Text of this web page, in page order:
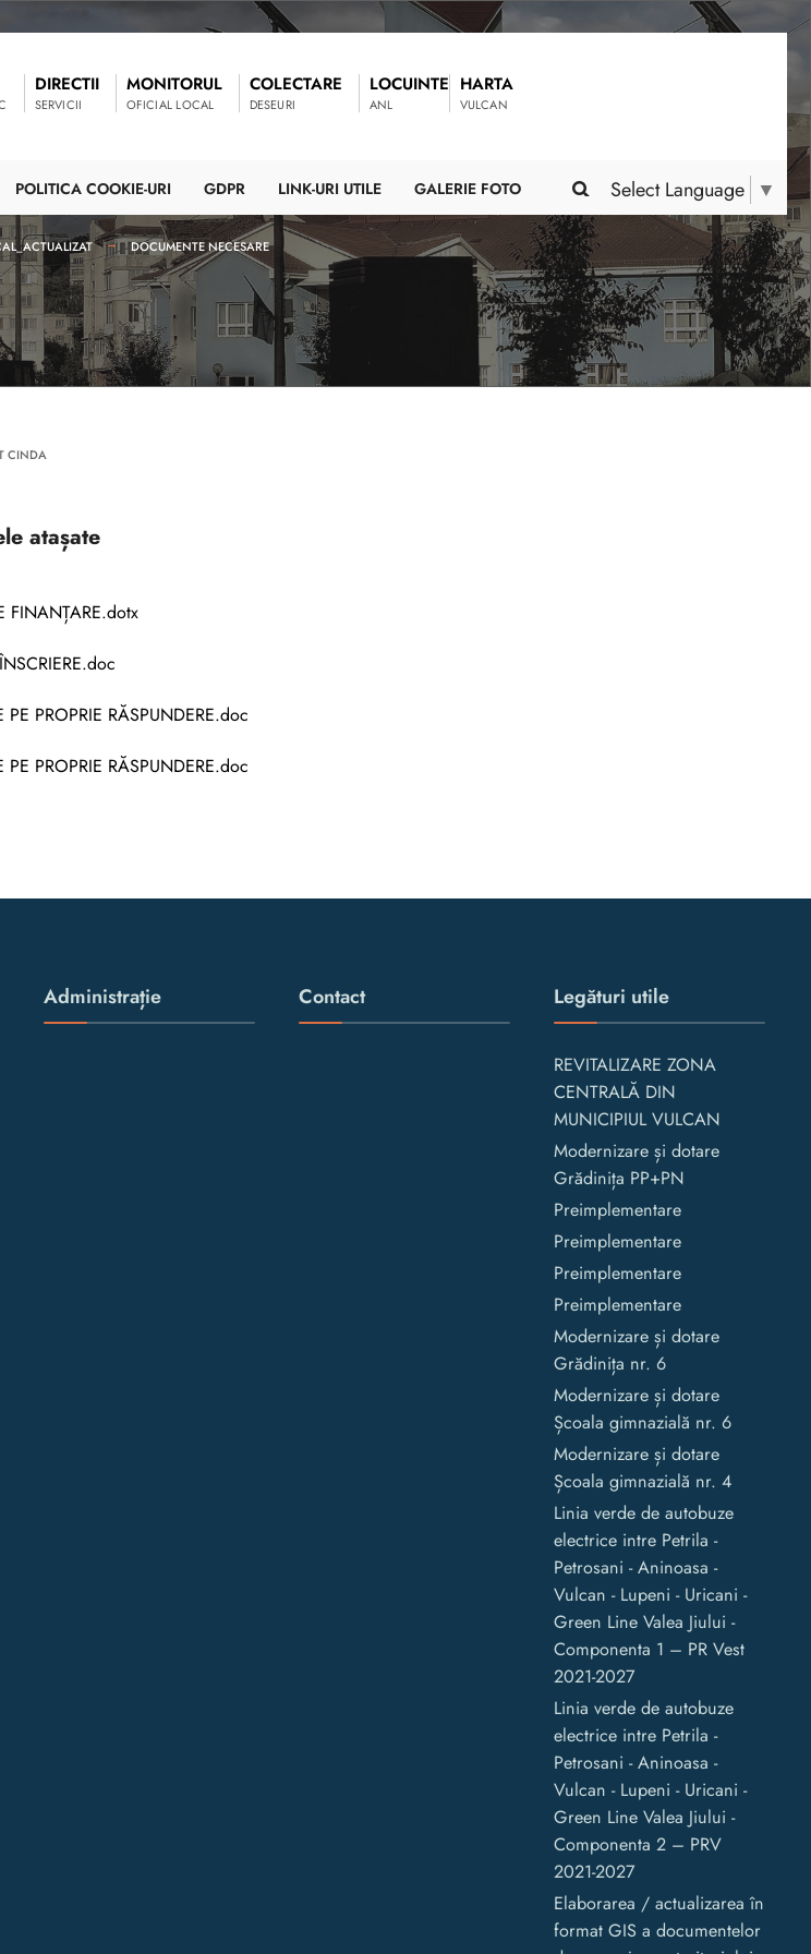
DIRECTII
SERVICII
MONITORUL
OFICIAL LOCAL
COLECTARE
DESEURI
LOCUINTE
ANL
HARTA
VULCAN
Select Language ▼
POLITICA COOKIE-URI GDPR LINK-URI UTILE GALERIE FOTO
DOCUMENTE NECESARE
CINDA
atașate
FINANȚARE.dotx
PROPRIE RĂSPUNDERE.doc
PROPRIE RĂSPUNDERE.doc
Administrație Contact Legături utile
REVITALIZARE ZONA
CENTRALĂ DIN
MUNICIPIUL VULCAN
Modernizare și dotare
Grădinița PP+PN
Preimplementare
Preimplementare
Preimplementare
Preimplementare
Modernizare și dotare
Grădinița nr. 6
Modernizare și dotare
Școala gimnazială nr. 6
Modernizare și dotare
Școala gimnazială nr. 4
Linia verde de autobuze
electrice intre Petrila -
Petrosani - Aninoasa -
Vulcan - Lupeni - Uricani -
Green Line Valea Jiului -
Componenta 1 – PR Vest
2021-2027
Linia verde de autobuze
electrice intre Petrila -
Petrosani - Aninoasa -
Vulcan - Lupeni - Uricani -
Green Line Valea Jiului -
Componenta 2 – PRV
2021-2027
Elaborarea / actualizarea în
format GIS a documentelor